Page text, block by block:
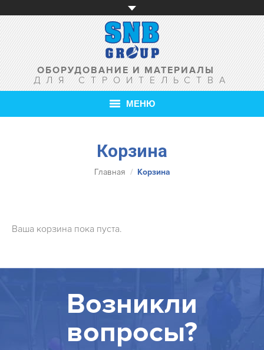
ОБОРУДОВАНИЕ И МАТЕРИАЛЫ
ДЛЯ СТРОИТЕЛЬСТВА
МЕНЮ
ОБЪЕКТЫ
КОНТАКТЫ
Корзина
Главная Корзина
Ваша корзина пока пуста.
Возникли
вопросы?